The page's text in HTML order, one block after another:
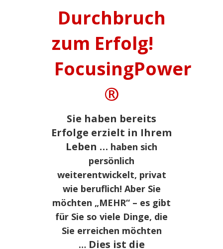
Durchbruch
zum Erfolg!
FocusingPower
®
Sie haben bereits
Erfolge erzielt in Ihrem
Leben … haben sich
persönlich
weiterentwickelt, privat
wie beruflich! Aber Sie
möchten „MEHR“ – es gibt
für Sie so viele Dinge, die
Sie erreichen möchten
… Dies ist die